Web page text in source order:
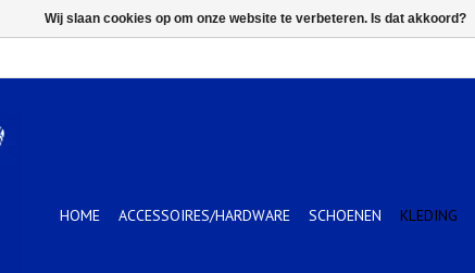
HOME ACCESSOIRES/HARDWARE SCHOENEN KLEDING
Wij slaan cookies op om onze website te verbeteren. Is dat akkoord?